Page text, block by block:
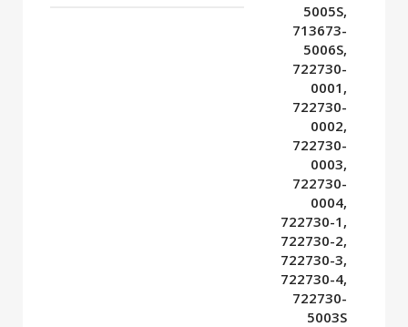
5005S,
713673-
5006S,
722730-
0001,
722730-
0002,
722730-
0003,
722730-
0004,
722730-1,
722730-2,
722730-3,
722730-4,
722730-
5003S